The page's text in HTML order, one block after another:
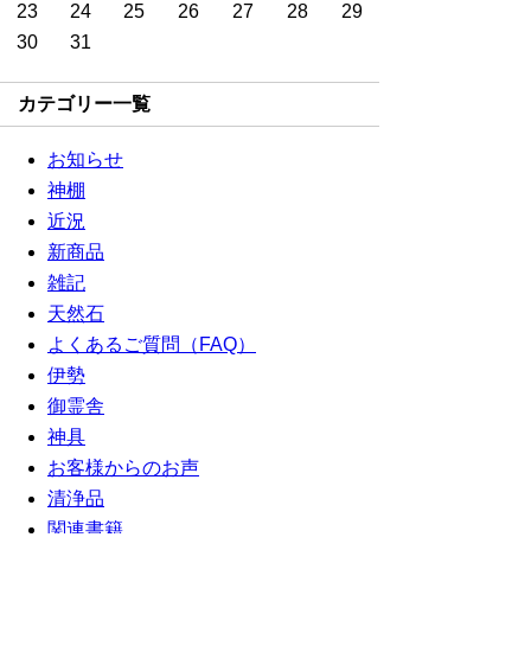
23
24 25 26 27 28
29
30
31
カテゴリー一覧
お知らせ
神棚
近況
新商品
雑記
天然石
よくあるご質問（FAQ）
伊勢
御霊舎
神具
お客様からのお声
清浄品
関連書籍